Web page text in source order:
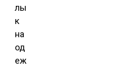
лы
к
на
од
еж